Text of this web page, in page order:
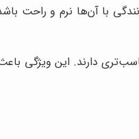
با آن‌ها نرم و راحت
دارند. این ویژگی